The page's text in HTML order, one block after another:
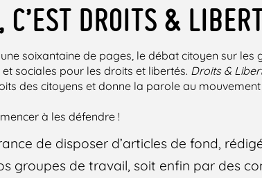
DROITS &
soixantaine de pages, le débat citoyen sur les
sociales pour les droits et libertés. Droits &
des citoyens et donne la parole au
à les défendre !
de disposer d’articles de fond,
groupes de travail, soit enfin par des